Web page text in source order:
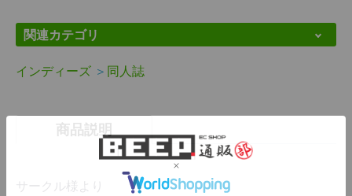
関連カテゴリ
インディーズ ＞ 同人誌
商品説明
サークル様より